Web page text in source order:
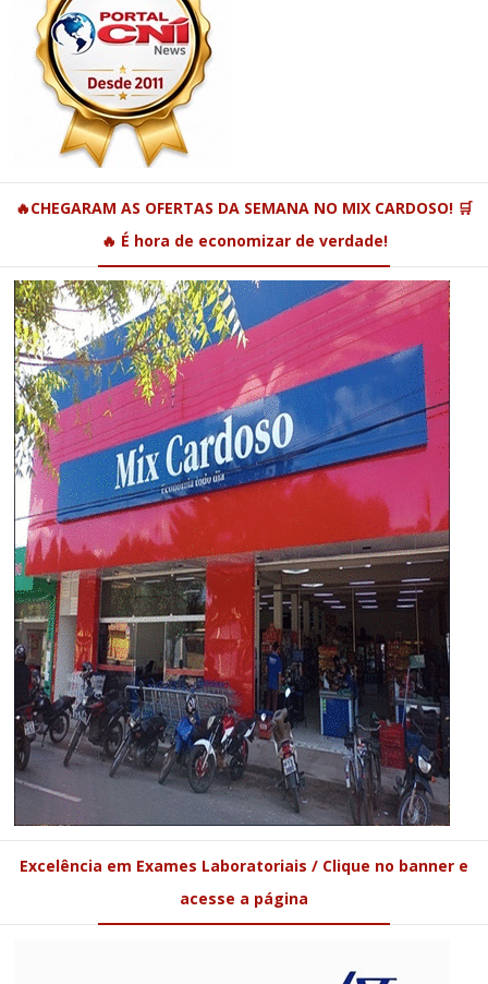
🔥CHEGARAM AS OFERTAS DA SEMANA NO MIX CARDOSO! 🛒
🔥 É hora de economizar de verdade!
Excelência em Exames Laboratoriais / Clique no banner e
acesse a página